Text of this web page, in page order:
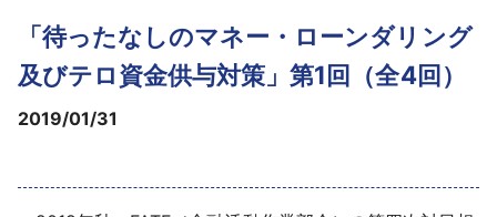
会社案内
導入事例
「待ったなしのマネー・ローンダリング
及びテロ資金供与対策」第1回（全4回）
2019/01/31